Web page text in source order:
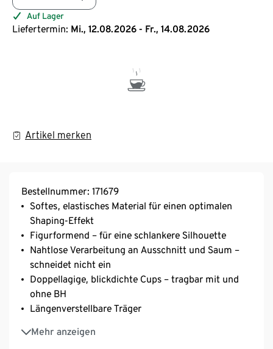
Auf Lager
Liefertermin: Mi., 12.08.2026 - Fr., 14.08.2026
Artikel merken
Bestellnummer: 171679
Softes, elastisches Material für einen optimalen
Shaping-Effekt
Figurformend – für eine schlankere Silhouette
Nahtlose Verarbeitung an Ausschnitt und Saum –
schneidet nicht ein
Doppellagige, blickdichte Cups – tragbar mit und
ohne BH
Längenverstellbare Träger
Mehr anzeigen
Mit hochwertigem Markenelasthan für
Langlebigkeit und hohe Waschbeständigkeit